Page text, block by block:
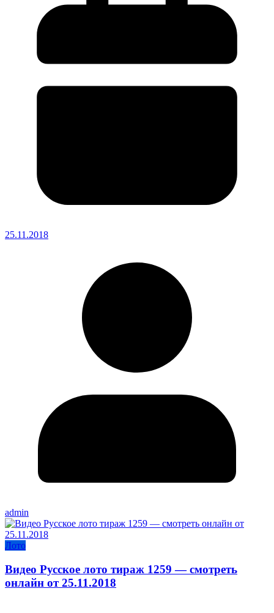
25.11.2018
admin
Лото
Видео Русское лото тираж 1259 — смотреть
онлайн от 25.11.2018